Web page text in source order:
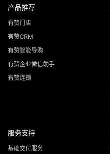
产品推荐
有赞门店
有赞CRM
有赞智能导购
有赞企业微信助手
有赞连锁
服务支持
基础交付服务